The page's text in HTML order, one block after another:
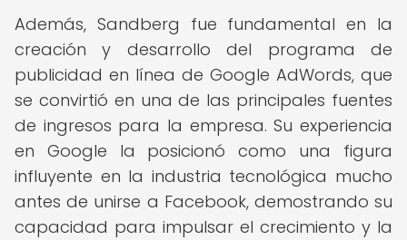
Además, Sandberg fue fundamental en la
creación y desarrollo del programa de
publicidad en línea de Google AdWords, que
se convirtió en una de las principales fuentes
de ingresos para la empresa. Su experiencia
en Google la posicionó como una figura
influyente en la industria tecnológica mucho
antes de unirse a Facebook, demostrando su
capacidad para impulsar el crecimiento y la